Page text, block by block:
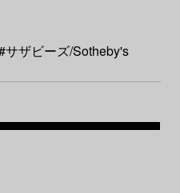
サザビーズ/Sotheby's